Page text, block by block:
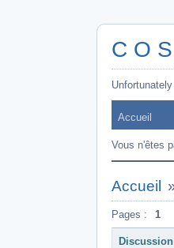
C O
Accueil
Vous n'êtes
Accueil
Pages : 1
Discussion